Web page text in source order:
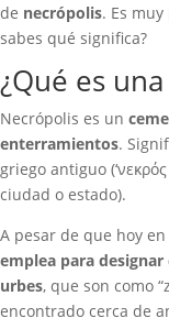
de necrópolis. Es
sabes qué significa?
¿Qué es
Necrópolis es un
enterramientos.
griego antiguo
ciudad o estado).
A pesar de que hoy
emplea para
urbes, que son como
encontrado cerca de